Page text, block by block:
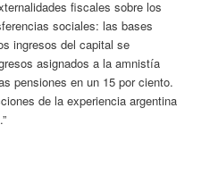
fiscales sobre los
sociales: las bases
ingresos del capital se
asignados a la amnistía
pensiones en un 15 por ciento.
de la experiencia argentina